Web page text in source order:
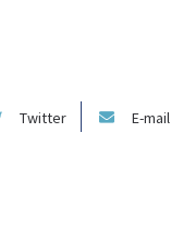
Twitter E-mail